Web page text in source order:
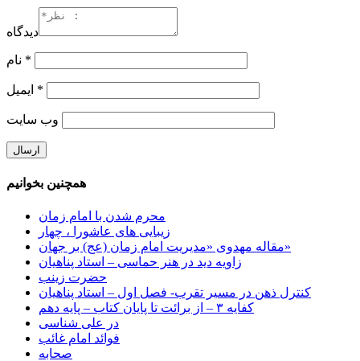
دیدگاه
*
*
وب‌ سایت
همچنین بخوانیم
محرم شدن با امام زمان
زیبایی های عاشورا ، چهار
مقاله مهدوی «مدیریت امام زمان (عج) بر جهان»
زاویه دید در هنر حماسی – استاد پناهیان
حضرت زینب
کنترل ذهن در مسیر تقرب- فصل اول – استاد پناهیان
کفایه ۳ – از برائت تا پایان کتاب – پایه دهم
در علی شناسی
فوائد امام غائب
صحابه